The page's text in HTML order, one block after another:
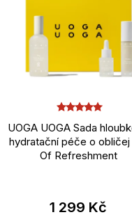
k
t
u
k
UOGA UOGA Sada
hydratační péče o obličej
Of Refreshment
1 299 Kč